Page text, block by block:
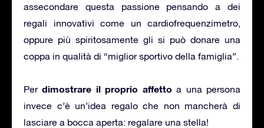
assecondare questa passione pensando a dei
regali innovativi come un cardiofrequenzimetro,
oppure più spiritosamente gli si può donare una
coppa in qualità di “miglior sportivo della famiglia”.
Perdimostrare il proprio affettoa una persona
invece c’è un’idea regalo che non mancherà di
lasciare a bocca aperta: regalare una stella!